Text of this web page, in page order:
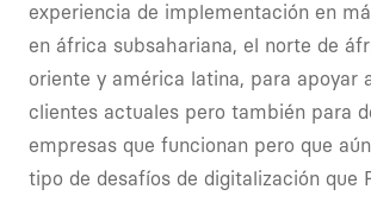
experiencia de implementación en
en áfrica subsahariana, el norte de
oriente y américa latina, para apoyar
clientes actuales pero también para
empresas que funcionan pero que
tipo de desafíos de digitalización que